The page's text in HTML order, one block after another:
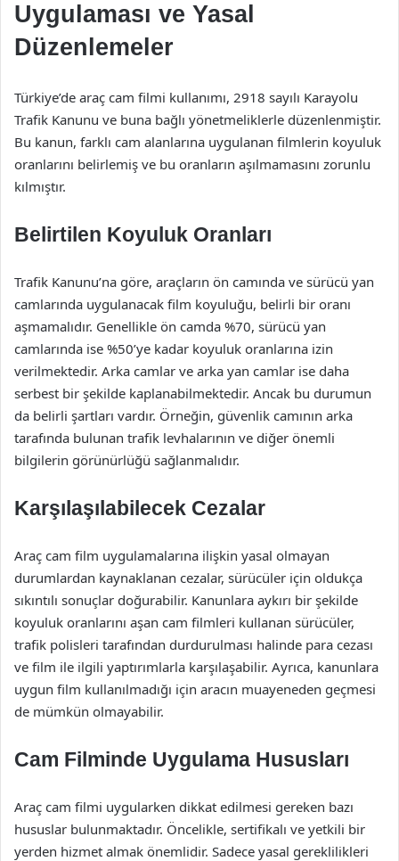
Uygulaması ve Yasal
Düzenlemeler
Türkiye’de araç cam filmi kullanımı, 2918 sayılı Karayolu
Trafik Kanunu ve buna bağlı yönetmeliklerle düzenlenmiştir.
Bu kanun, farklı cam alanlarına uygulanan filmlerin koyuluk
oranlarını belirlemiş ve bu oranların aşılmamasını zorunlu
kılmıştır.
Belirtilen Koyuluk Oranları
Trafik Kanunu’na göre, araçların ön camında ve sürücü yan
camlarında uygulanacak film koyuluğu, belirli bir oranı
aşmamalıdır. Genellikle ön camda %70, sürücü yan
camlarında ise %50’ye kadar koyuluk oranlarına izin
verilmektedir. Arka camlar ve arka yan camlar ise daha
serbest bir şekilde kaplanabilmektedir. Ancak bu durumun
da belirli şartları vardır. Örneğin, güvenlik camının arka
tarafında bulunan trafik levhalarının ve diğer önemli
bilgilerin görünürlüğü sağlanmalıdır.
Karşılaşılabilecek Cezalar
Araç cam film uygulamalarına ilişkin yasal olmayan
durumlardan kaynaklanan cezalar, sürücüler için oldukça
sıkıntılı sonuçlar doğurabilir. Kanunlara aykırı bir şekilde
koyuluk oranlarını aşan cam filmleri kullanan sürücüler,
trafik polisleri tarafından durdurulması halinde para cezası
ve film ile ilgili yaptırımlarla karşılaşabilir. Ayrıca, kanunlara
uygun film kullanılmadığı için aracın muayeneden geçmesi
de mümkün olmayabilir.
Cam Filminde Uygulama Hususları
Araç cam filmi uygularken dikkat edilmesi gereken bazı
hususlar bulunmaktadır. Öncelikle, sertifikalı ve yetkili bir
yerden hizmet almak önemlidir. Sadece yasal gereklilikleri